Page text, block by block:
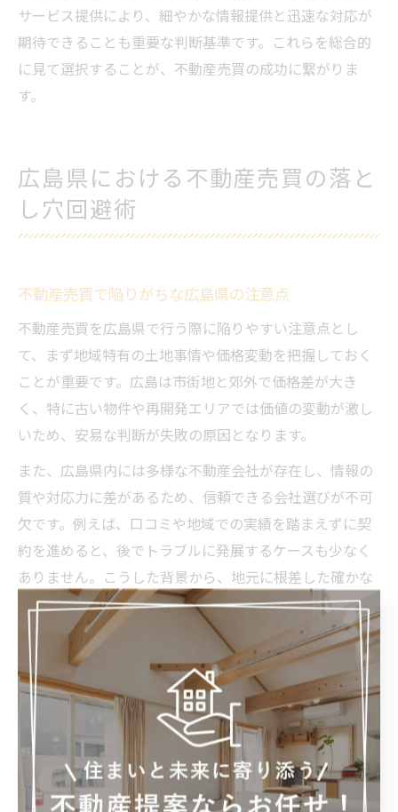
サービス提供により、細やかな情報提供と迅速な対応が
期待できることも重要な判断基準です。これらを総合的
に見て選択することが、不動産売買の成功に繋がりま
す。
広島県における不動産売買の落と
し穴回避術
不動産売買で陥りがちな広島県の注意点
不動産売買を広島県で行う際に陥りやすい注意点とし
て、まず地域特有の土地事情や価格変動を把握しておく
ことが重要です。広島は市街地と郊外で価格差が大き
く、特に古い物件や再開発エリアでは価値の変動が激し
いため、安易な判断が失敗の原因となります。
また、広島県内には多様な不動産会社が存在し、情報の
質や対応力に差があるため、信頼できる会社選びが不可
欠です。例えば、口コミや地域での実績を踏まえずに契
約を進めると、後でトラブルに発展するケースも少なく
ありません。こうした背景から、地元に根差した確かな
情報収集が成功の鍵となります。
不動産売買のトラブルを未然に防ぐ紹介業活用術
不動産紹介業を活用することで、広島県での不動産売買
に伴うトラブルを未然に防ぐことが可能です。紹介業者
は地域の不動産会社との強いネットワークを持ち、物件
の詳細情報や契約条件の透明性を高める役割を果たしま
す。